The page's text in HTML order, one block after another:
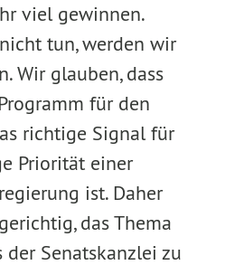
viel gewinnen.
tun, werden wir
Wir glauben, dass
für den
richtige Signal für
Priorität einer
ist. Daher
das Thema
Senatskanzlei zu